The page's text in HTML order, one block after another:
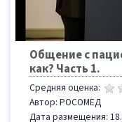
Общение с
как? Часть 1.
Средняя оценка:
Автор: РОСОМЕД
Дата размещения: